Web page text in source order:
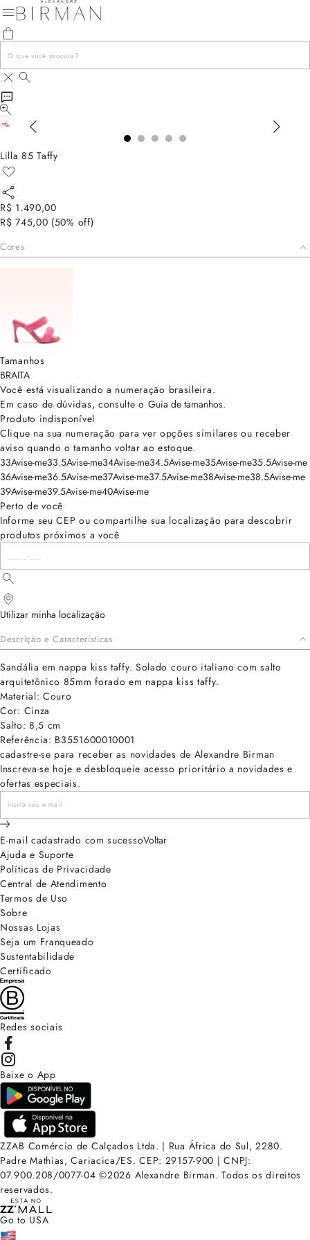
Lilla 85 Taffy
R$ 1.490,00
R$ 745,00 (50% off)
Cores
Tamanhos
BRAITA
Você está visualizando a numeração brasileira.
Em caso de dúvidas, consulte o Guia de tamanhos.
Produto indisponível
Clique na sua numeração para ver opções similares ou receber
aviso quando o tamanho voltar ao estoque.
33Avise-me33.5Avise-me34Avise-me34.5Avise-me35Avise-me35.5Avise-me
36Avise-me36.5Avise-me37Avise-me37.5Avise-me38Avise-me38.5Avise-me
39Avise-me39.5Avise-me40Avise-me
Perto de você
Informe seu CEP ou compartilhe sua localização para descobrir
produtos próximos a você
Utilizar minha localização
Descrição e Características
Sandália em nappa kiss taffy. Solado couro italiano com salto
arquitetônico 85mm forado em nappa kiss taffy.
Material: Couro
Cor: Cinza
Salto: 8,5 cm
Referência: B3551600010001
cadastre-se para receber as novidades de Alexandre Birman
Inscreva-se hoje e desbloqueie acesso prioritário a novidades e
ofertas especiais.
E-mail cadastrado com sucessoVoltar
Ajuda e Suporte
Políticas de Privacidade
Central de Atendimento
Termos de Uso
Sobre
Nossas Lojas
Seja um Franqueado
Sustentabilidade
Certificado
Redes sociais
Baixe o App
ZZAB Comércio de Calçados Ltda. | Rua África do Sul, 2280.
Padre Mathias, Cariacica/ES. CEP: 29157-900 | CNPJ:
07.900.208/0077-04 ©2026 Alexandre Birman. Todos os direitos
reservados.
Go to USA